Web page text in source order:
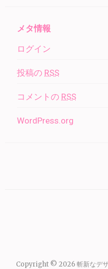
メタ情報
ログイン
投稿の RSS
コメントの RSS
WordPress.org
Copyright © 2026斬新なデ